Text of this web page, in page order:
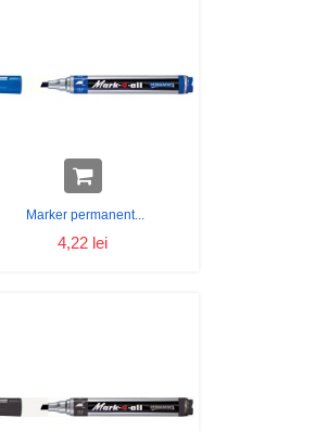
Marker permanent...
4,22 lei